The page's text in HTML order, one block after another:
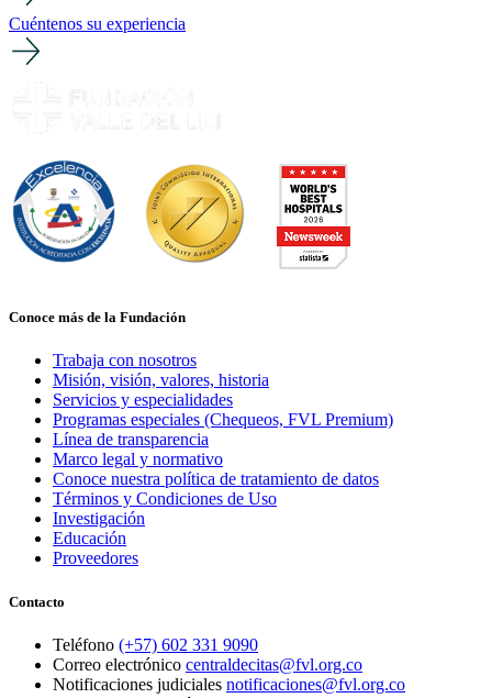
Cuéntenos su experiencia
Conoce más de la Fundación
Trabaja con nosotros
Misión, visión, valores, historia
Servicios y especialidades
Programas especiales (Chequeos, FVL Premium)
Línea de transparencia
Marco legal y normativo
Conoce nuestra política de tratamiento de datos
Términos y Condiciones de Uso
Investigación
Educación
Proveedores
Contacto
Teléfono (+57) 602 331 9090
Correo electrónico centraldecitas@fvl.org.co
Notificaciones judiciales notificaciones@fvl.org.co